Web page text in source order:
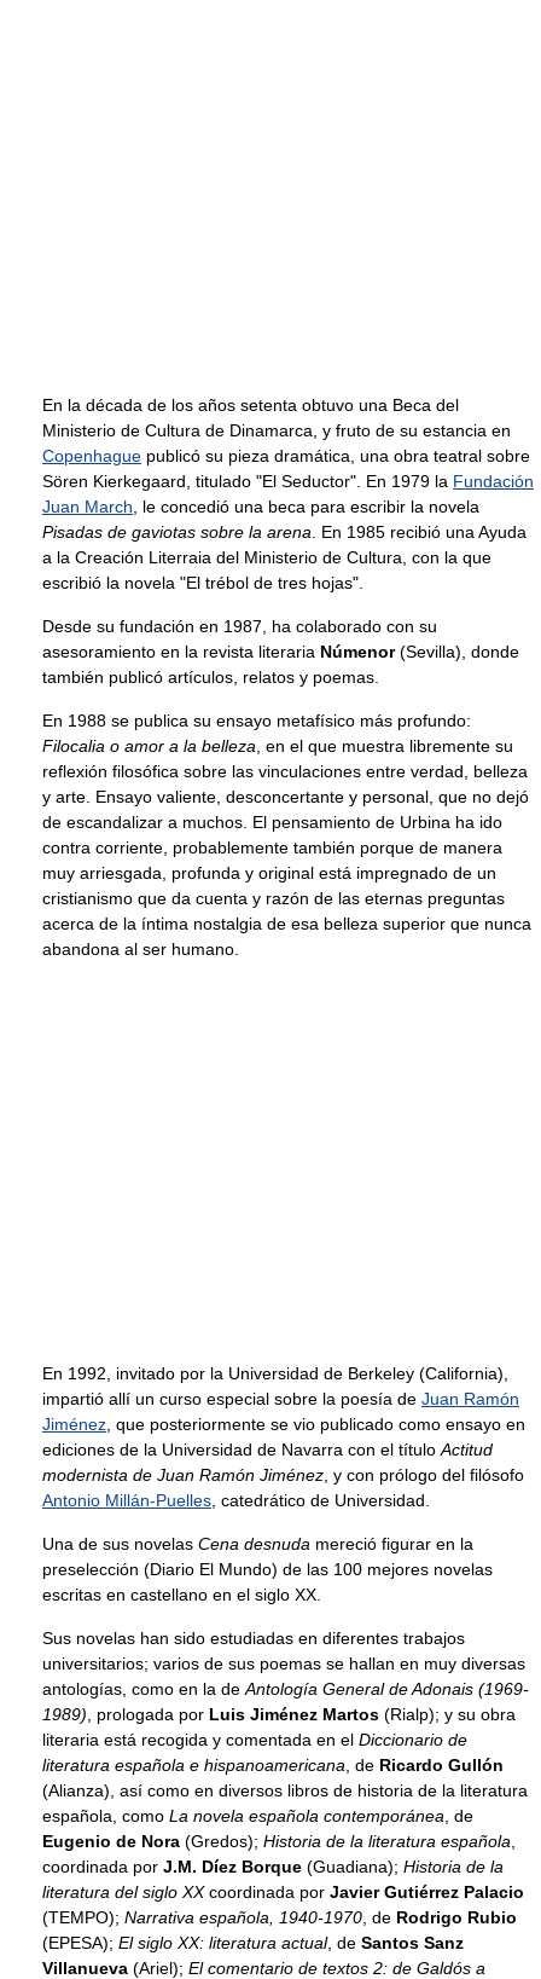
En la década de los años setenta obtuvo una Beca del
Ministerio de Cultura de Dinamarca, y fruto de su estancia en
Copenhague publicó su pieza dramática, una obra teatral sobre
Sören Kierkegaard, titulado "El Seductor". En 1979 la Fundación
Juan March , le concedió una beca para escribir la novela
Pisadas de gaviotas sobre la arena . En 1985 recibió una Ayuda
a la Creación Literraia del Ministerio de Cultura, con la que
escribió la novela "El trébol de tres hojas".
Desde su fundación en 1987, ha colaborado con su
asesoramiento en la revista literaria Númenor(Sevilla), donde
también publicó artículos, relatos y poemas.
En 1988 se publica su ensayo metafísico más profundo:
Filocalia o amor a la belleza , en el que muestra libremente su
reflexión filosófica sobre las vinculaciones entre verdad, belleza
y arte. Ensayo valiente, desconcertante y personal, que no dejó
de escandalizar a muchos. El pensamiento de Urbina ha ido
contra corriente, probablemente también porque de manera
muy arriesgada, profunda y original está impregnado de un
cristianismo que da cuenta y razón de las eternas preguntas
acerca de la íntima nostalgia de esa belleza superior que nunca
abandona al ser humano.
En 1992, invitado por la Universidad de Berkeley (California),
impartió allí un curso especial sobre la poesía de Juan Ramón
Jiménez , que posteriormente se vio publicado como ensayo en
ediciones de la Universidad de Navarra con el título Actitud
modernista de Juan Ramón Jiménez , y con prólogo del filósofo
Antonio Millán-Puelles , catedrático de Universidad.
Una de sus novelas Cena desnuda mereció figurar en la
preselección (Diario El Mundo) de las 100 mejores novelas
escritas en castellano en el siglo XX.
Sus novelas han sido estudiadas en diferentes trabajos
universitarios; varios de sus poemas se hallan en muy diversas
antologías, como en la de Antología General de Adonais (1969-
1989) , prologada por Luis Jiménez Martos (Rialp); y su obra
literaria está recogida y comentada en el Diccionario de
literatura española e hispanoamericana , de Ricardo Gullón
(Alianza), así como en diversos libros de historia de la literatura
española, como La novela española contemporánea , de
Eugenio de Nora (Gredos); Historia de la literatura española
coordinada por J.M. Díez Borque (Guadiana); Historia de la
literatura del siglo XXcoordinada por Javier Gutiérrez Palacio
(TEMPO); Narrativa española, 1940-1970 , de Rodrigo Rubio
(EPESA); El siglo XX: literatura actual, de Santos Sanz
Villanueva (Ariel); El comentario de textos 2: de Galdós a